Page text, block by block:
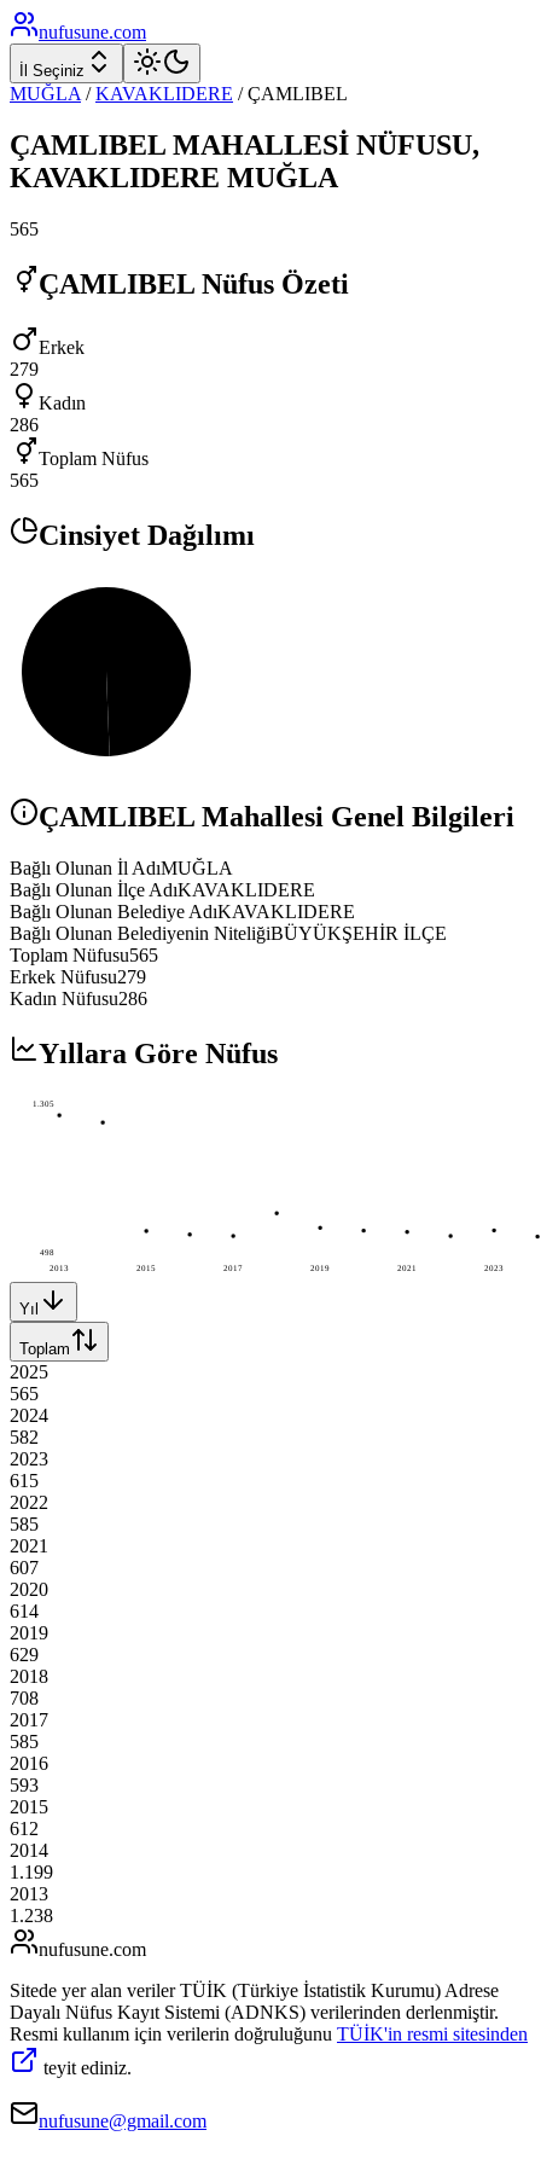
nufusune.com
İl Seçiniz
MUĞLA / KAVAKLIDERE /ÇAMLIBEL
ÇAMLIBEL MAHALLESİ NÜFUSU,
KAVAKLIDERE MUĞLA
565
ÇAMLIBEL Nüfus Özeti
Erkek
279
Kadın
286
Toplam Nüfus
565
Cinsiyet Dağılımı
ÇAMLIBEL Mahallesi Genel Bilgileri
Bağlı Olunan İl AdıMUĞLA
Bağlı Olunan İlçe AdıKAVAKLIDERE
Bağlı Olunan Belediye AdıKAVAKLIDERE
Bağlı Olunan Belediyenin NiteliğiBÜYÜKŞEHİR İLÇE
Toplam Nüfusu565
Erkek Nüfusu279
Kadın Nüfusu286
Yıllara Göre Nüfus
2013 2015 2017 2019 2021 2023
1.305
498
Yıl
Toplam
2025
565
2024
582
2023
615
2022
585
2021
607
2020
614
2019
629
2018
708
2017
585
2016
593
2015
612
2014
1.199
2013
1.238
nufusune.com
Sitede yer alan veriler TÜİK (Türkiye İstatistik Kurumu) Adrese
Dayalı Nüfus Kayıt Sistemi (ADNKS) verilerinden derlenmiştir.
Resmi kullanım için verilerin doğruluğunu TÜİK'in resmi sitesinden
teyit ediniz.
nufusune@gmail.com